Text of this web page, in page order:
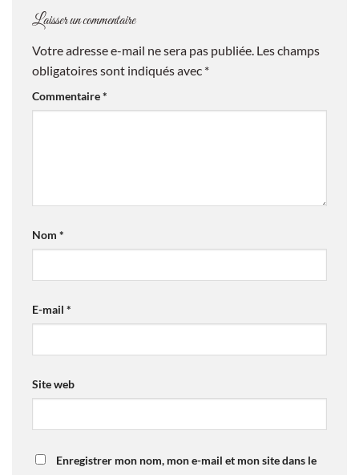
Laisser un commentaire
Votre adresse e-mail ne sera pas publiée. Les champs
obligatoires sont indiqués avec *
Commentaire*
Nom *
E-mail *
Site web
Enregistrer mon nom, mon e-mail et mon site dans le